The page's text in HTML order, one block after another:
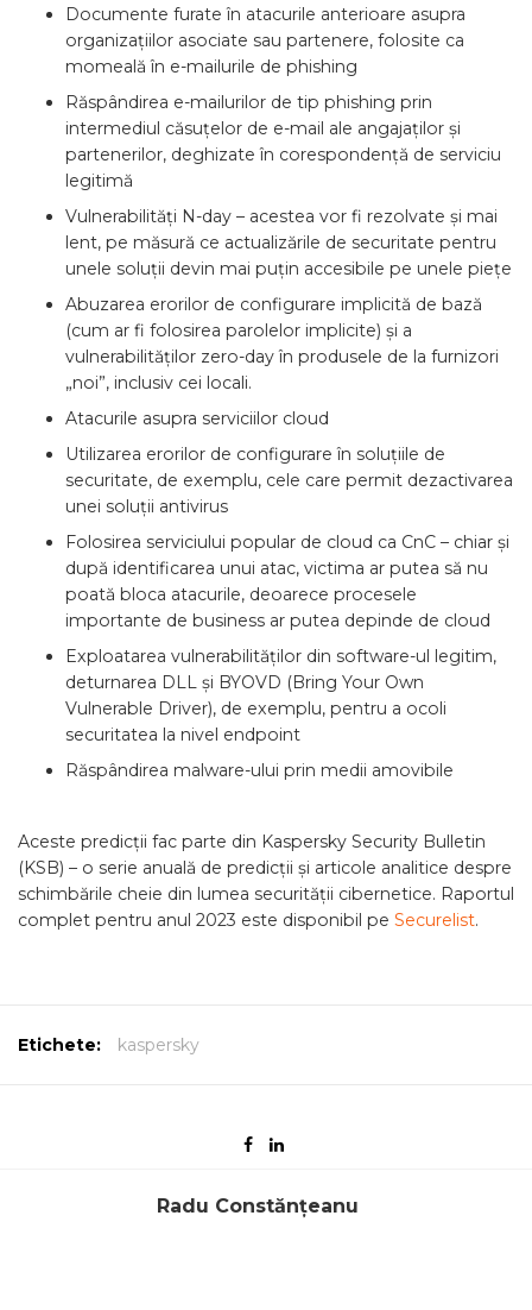
Documente furate în atacurile anterioare asupra
organizațiilor asociate sau partenere, folosite ca
momeală în e-mailurile de phishing
Răspândirea e-mailurilor de tip phishing prin
intermediul căsuțelor de e-mail ale angajaților și
partenerilor, deghizate în corespondență de serviciu
legitimă
Vulnerabilități N-day – acestea vor fi rezolvate și mai
lent, pe măsură ce actualizările de securitate pentru
unele soluții devin mai puțin accesibile pe unele piețe
Abuzarea erorilor de configurare implicită de bază
(cum ar fi folosirea parolelor implicite) și a
vulnerabilităților zero-day în produsele de la furnizori
„noi”, inclusiv cei locali.
Atacurile asupra serviciilor cloud
Utilizarea erorilor de configurare în soluțiile de
securitate, de exemplu, cele care permit dezactivarea
unei soluții antivirus
Folosirea serviciului popular de cloud ca CnC – chiar și
după identificarea unui atac, victima ar putea să nu
poată bloca atacurile, deoarece procesele
importante de business ar putea depinde de cloud
Exploatarea vulnerabilităților din software-ul legitim,
deturnarea DLL și BYOVD (Bring Your Own
Vulnerable Driver), de exemplu, pentru a ocoli
securitatea la nivel endpoint
Răspândirea malware-ului prin medii amovibile
Aceste predicții fac parte din Kaspersky Security Bulletin
(KSB) – o serie anuală de predicții și articole analitice despre
schimbările cheie din lumea securității cibernetice. Raportul
complet pentru anul 2023 este disponibil pe Securelist.
Etichete: kaspersky
Radu Constănțeanu